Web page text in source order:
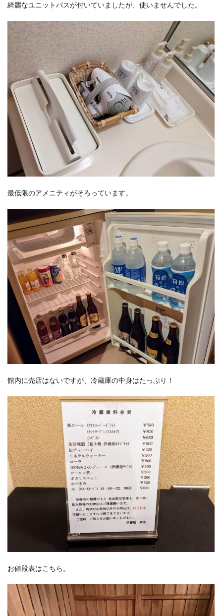
綺麗なユニットバスが付いていましたが、使いませんでした。
最低限のアメニティがそろっています。
館内に売店はないですが、冷蔵庫の中身はたっぷり！
お値段表はこちら。